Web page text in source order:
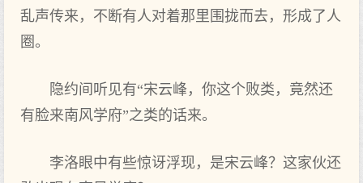
乱声传来，不断有人对着那里围拢而去，形成了人
圈。
隐约间听见有“宋云峰，你这个败类，竟然还
有脸来南风学府”之类的话来。
李洛眼中有些惊讶浮现，是宋云峰？这家伙还